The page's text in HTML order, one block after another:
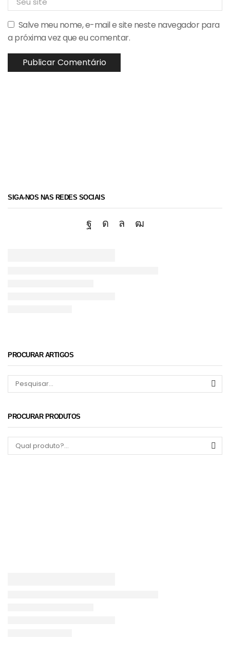
Salve meu nome, e-mail e site neste navegador para
a próxima vez que eu comentar.
SIGA-NOS NAS REDES SOCIAIS
Facebook
Instagram
Whatsapp
Youtube
PROCURAR ARTIGOS
PROCURAR PRODUTOS
Procurar: